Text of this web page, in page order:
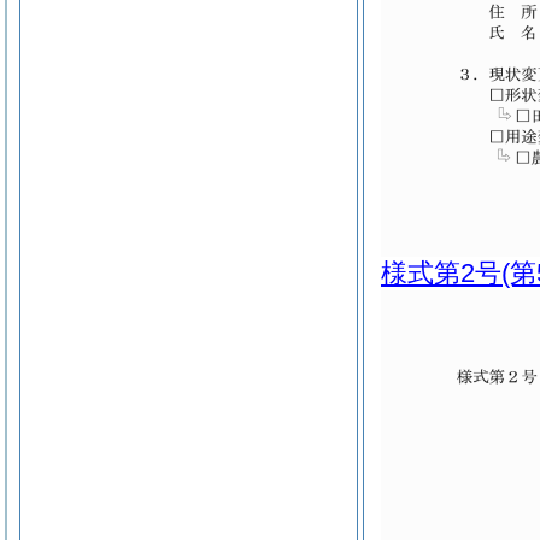
様式第2号(